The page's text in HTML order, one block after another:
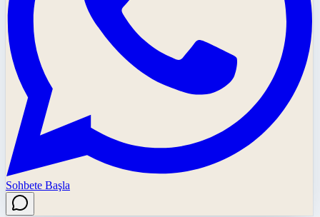
Sohbete Başla